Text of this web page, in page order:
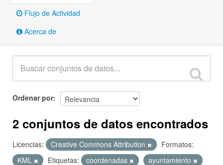
Flujo de Actividad
Acerca de
Ordenar por
2 conjuntos de datos encontrados
Licencias: Creative Commons Attribution
Formatos:
KML
Etiquetas: coordenadas
ayuntamiento